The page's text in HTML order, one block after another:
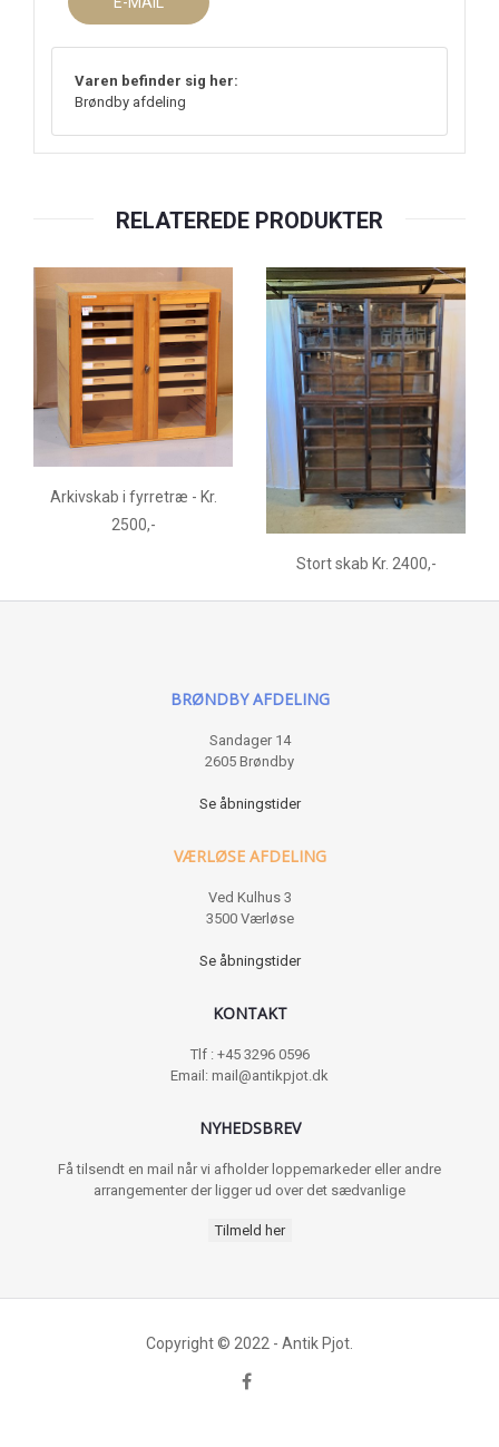
Varen befinder sig her:
Brøndby afdeling
RELATEREDE PRODUKTER
Arkivskab i fyrretræ - Kr.
2500,-
Stort skab Kr. 2400,-
BRØNDBY AFDELING
Sandager 14
2605 Brøndby
Se åbningstider
VÆRLØSE AFDELING
Ved Kulhus 3
3500 Værløse
Se åbningstider
KONTAKT
Tlf : +45 3296 0596
Email: mail@antikpjot.dk
NYHEDSBREV
Få tilsendt en mail når vi afholder loppemarkeder eller andre
arrangementer der ligger ud over det sædvanlige
Tilmeld her
Copyright © 2022 - Antik Pjot.